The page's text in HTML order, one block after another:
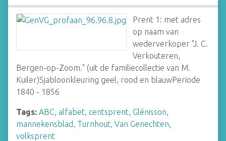
Prent 1: met adres
op naam van
wederverkoper "J. C.
Verkouteren,
Bergen-op-Zoom." (uit de familiecollectie van M.
Kuiler)Sjabloonkleuring geel, rood en blauwPeriode
1840 - 1856
Tags: ABC, alfabet, centsprent, Glénisson,
mannekensblad, Turnhout, Van Genechten,
volksprent